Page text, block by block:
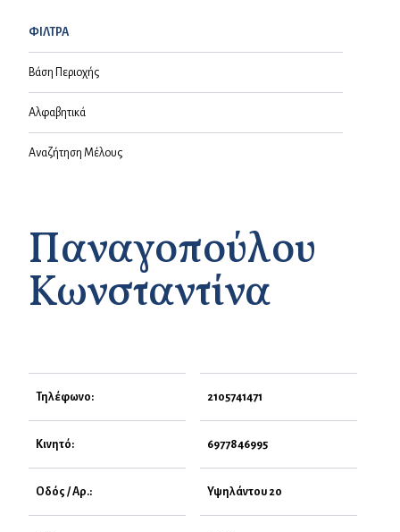
ΦΙΛΤΡΑ
Βάση Περιοχής
Αλφαβητικά
Αναζήτηση Μέλους
Παναγοπούλου
Κωνσταντίνα
Τηλέφωνο: 2105741471
Κινητό: 6977846995
Οδός / Αρ.: Υψηλάντου 20